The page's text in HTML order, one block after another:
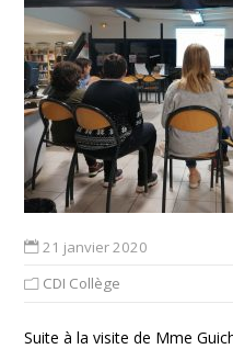
21 janvier 2020
CDI Collège
Suite à la visite de Mme